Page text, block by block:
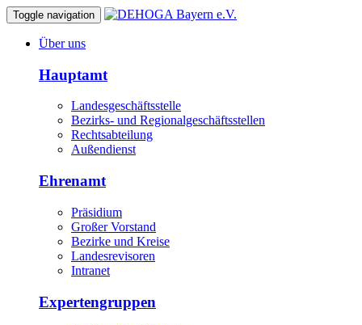
Toggle navigation
Über uns
Hauptamt
Landesgeschäftsstelle
Bezirks- und Regionalgeschäftsstellen
Rechtsabteilung
Außendienst
Ehrenamt
Präsidium
Großer Vorstand
Bezirke und Kreise
Landesrevisoren
Intranet
Expertengruppen